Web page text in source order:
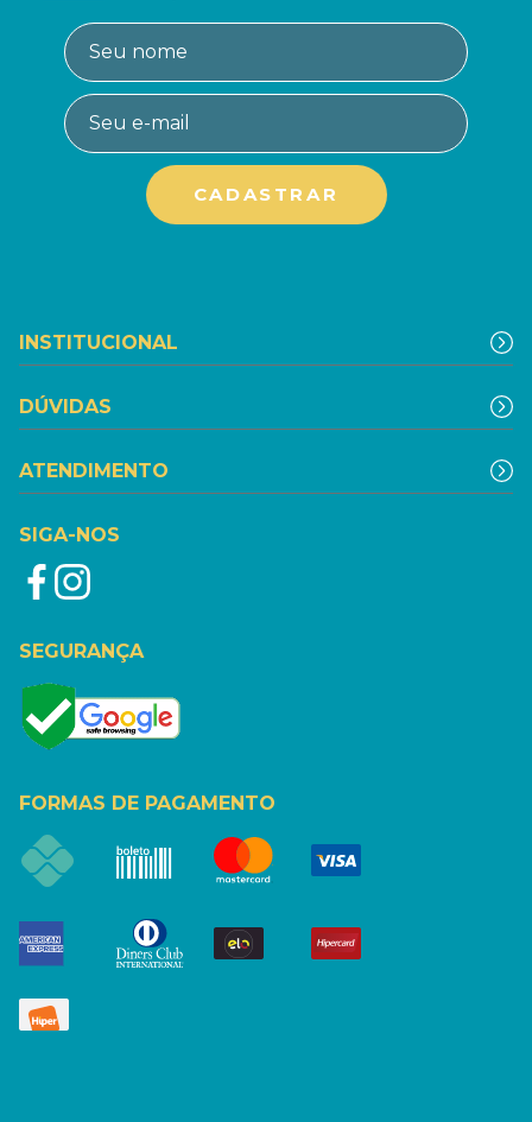
INSTITUCIONAL
DÚVIDAS
ATENDIMENTO
SIGA-NOS
SEGURANÇA
FORMAS DE PAGAMENTO